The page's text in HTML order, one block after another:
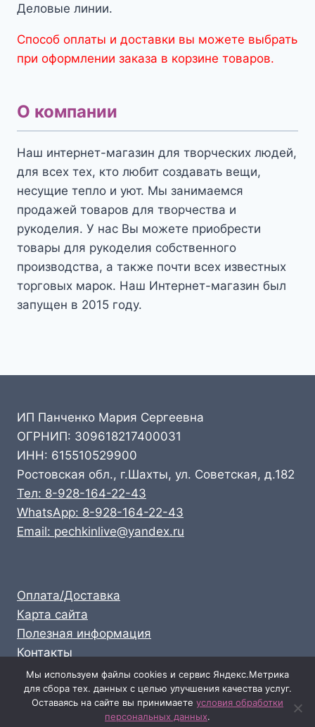
Деловые линии.
Способ оплаты и доставки вы можете выбрать
при оформлении заказа в корзине товаров.
О компании
Наш интернет-магазин для творческих людей,
для всех тех, кто любит создавать вещи,
несущие тепло и уют. Мы занимаемся
продажей товаров для творчества и
рукоделия. У нас Вы можете приобрести
товары для рукоделия собственного
производства, а также почти всех известных
торговых марок. Наш Интернет-магазин был
запущен в 2015 году.
ИП Панченко Мария Сергеевна
ОГРНИП: 309618217400031
ИНН: 615510529900
Ростовская обл., г.Шахты, ул. Советская, д.182
Тел: 8-928-164-22-43
WhatsApp: 8-928-164-22-43
Email: pechkinlive@yandex.ru
Оплата/Доставка
Карта сайта
Полезная информация
Контакты
Личный кабинет
Опт: 8-928-164-22-43
Розница: 8-989-711-58-47
Мы используем файлы cookies и сервис Яндекс.Метрика
для сбора тех. данных с целью улучшения качества услуг.
Оставаясь на сайте вы принимаете условия обработки
персональных данных.